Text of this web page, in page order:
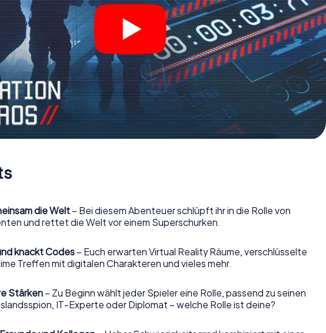
die Welt – Bei diesem Abenteuer schlüpft ihr in die Rolle von
und rettet die Welt vor einem Superschurken.
knackt Codes – Euch erwarten Virtual Reality Räume, verschlüsselte
Treffen mit digitalen Charakteren und vieles mehr.
Stärken – Zu Beginn wählt jeder Spieler eine Rolle, passend zu seinen
IT-Experte oder Diplomat – welche Rolle ist deine?